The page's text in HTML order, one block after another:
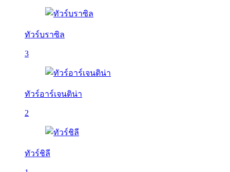
ทัวร์บราซิล
3
ทัวร์อาร์เจนติน่า
2
ทัวร์ชิลี